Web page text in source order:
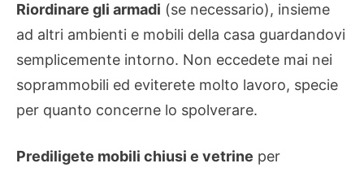
Riordinare gli armadi (se necessario), insieme
ad altri ambienti e mobili della casa guardandovi
semplicemente intorno. Non eccedete mai nei
soprammobili ed eviterete molto lavoro, specie
per quanto concerne lo spolverare.
Prediligete mobili chiusi e vetrine per